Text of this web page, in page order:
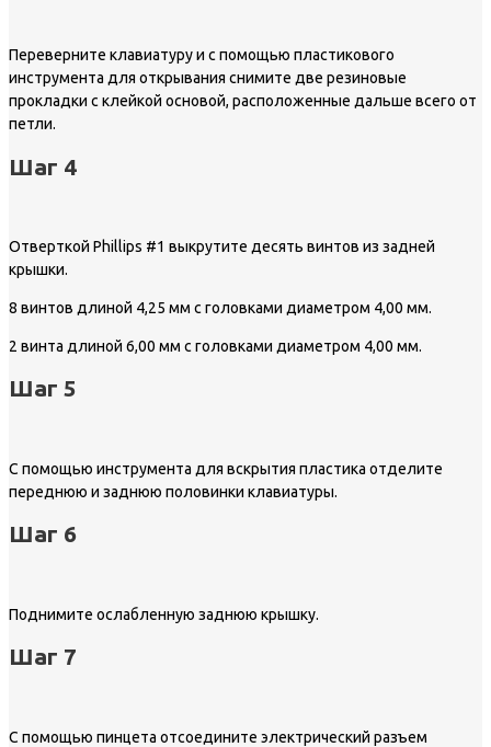
Переверните клавиатуру и с помощью пластикового
инструмента для открывания снимите две резиновые
прокладки с клейкой основой, расположенные дальше всего от
петли.
Шаг 4
Отверткой Phillips #1 выкрутите десять винтов из задней
крышки.
8 винтов длиной 4,25 мм с головками диаметром 4,00 мм.
2 винта длиной 6,00 мм с головками диаметром 4,00 мм.
Шаг 5
С помощью инструмента для вскрытия пластика отделите
переднюю и заднюю половинки клавиатуры.
Шаг 6
Поднимите ослабленную заднюю крышку.
Шаг 7
С помощью пинцета отсоедините электрический разъем